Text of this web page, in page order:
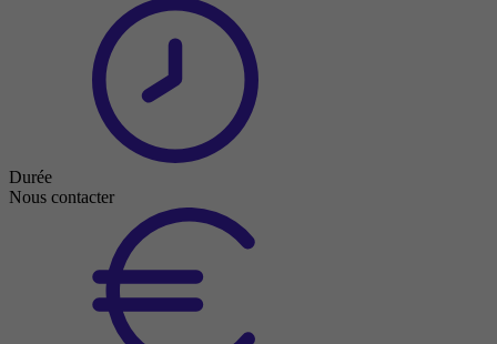
Durée
Nous contacter